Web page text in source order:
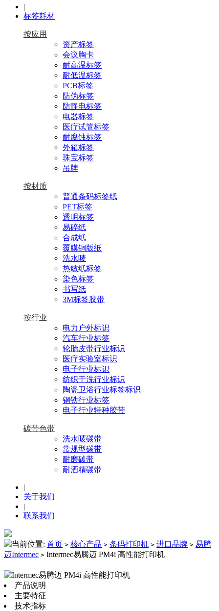
|
标签耗材
按应用
资产标签
会议胸卡
耐高温标签
耐低温标签
PCB标签
防伪标签
防静电标签
电器标签
医疗试管标签
耐腐蚀标签
外箱标签
珠宝标签
吊牌
按材质
普通条码标签纸
PET标签
透明标签
易碎纸
合成纸
覆膜铜版纸
洗水唛
热敏纸标签
染色标签
书写纸
3M标签胶带
按行业
电力户外标识
汽车行业标签
轮胎皮带行业标识
医疗实验室标识
电子行业标识
纺织干洗行业标识
陶瓷卫浴行业标签标识
钢铁行业标签
电子行业特种胶带
碳带色带
洗水唛碳带
常规型碳带
耐磨碳带
耐酒精碳带
|
关于我们
|
联系我们
当前位置: 首页 > 核心产品 > 条码打印机 > 进口品牌 > 易腾
迈Intermec > Intermec易腾迈 PM4i 高性能打印机
产品说明
主要特征
技术指标